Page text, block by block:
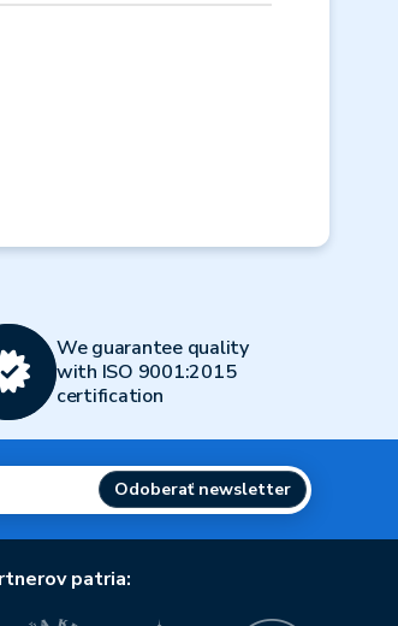
We guarantee quality
with ISO 9001:2015
certification
Odoberať newsletter
patria: